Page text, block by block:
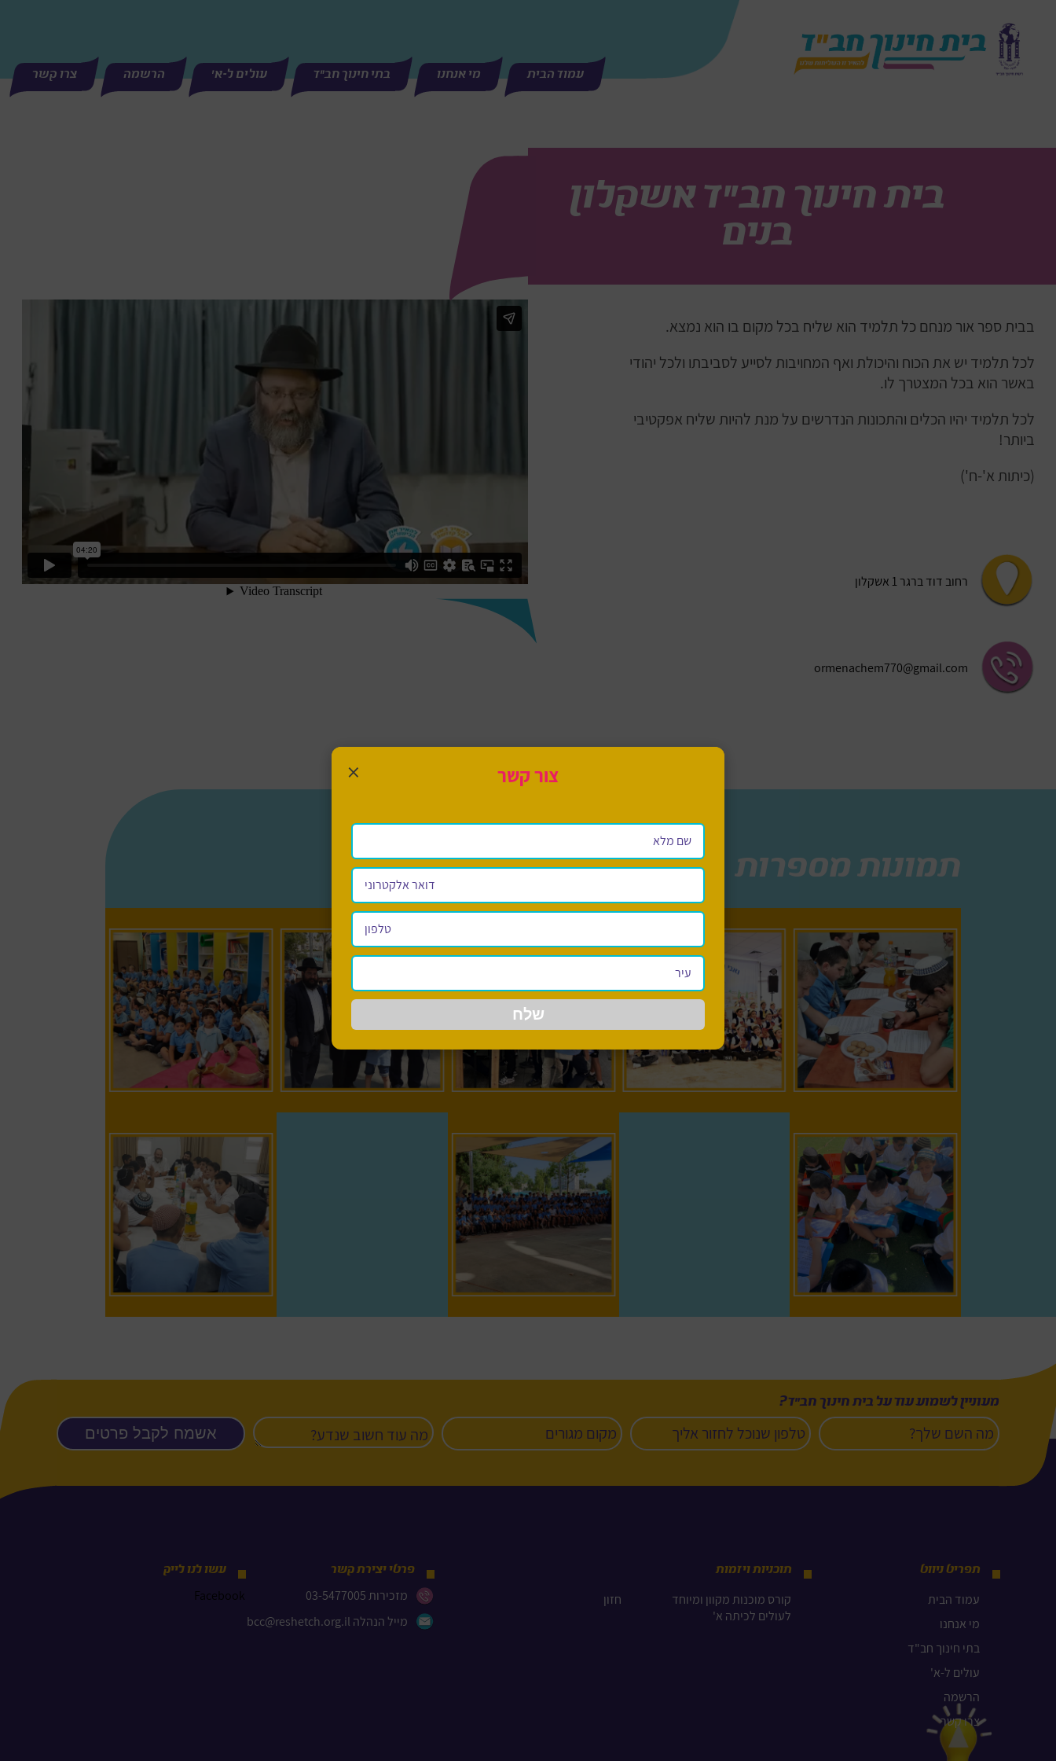
עמוד הבית מי אנחנו בתי חינוך חב"ד עולים ל-א' הרשמה צרו קשר
בית חינוך חב"ד אשקלון
בנים
בבית ספר אור מנחם כל תלמיד הוא שליח בכל מקום בו הוא נמצא.
לכל תלמיד יש את הכוח והיכולת ואף המחויבות לסייע לסביבתו ולכל יהודי
באשר הוא בכל המצטרך לו.
לכל תלמיד יהיו הכלים והתכונות הנדרשים על מנת להיות שליח אפקטיבי
ביותר!
(כיתות א'-ח')
רחוב דוד ברגר 1 אשקלון
ormenachem770@gmail.com
תמונות מספרות
מעוניין לשמוע עוד על בית חינוך חב”ד?
תפריט ניווט
עמוד הבית
מי אנחנו
בתי חינוך חב"ד
עולים ל-א'
הרשמה
צרו קשר
תוכניות ויזמות
קורס מוכנות מקוון ומיוחד
לעולים לכיתה א'
חזון
פרטי יצירת קשר
מזכירות 03-5477005
מייל הנהלה bcc@reshetch.org.il
עשו לנו לייק
Facebook
צור קשר ×